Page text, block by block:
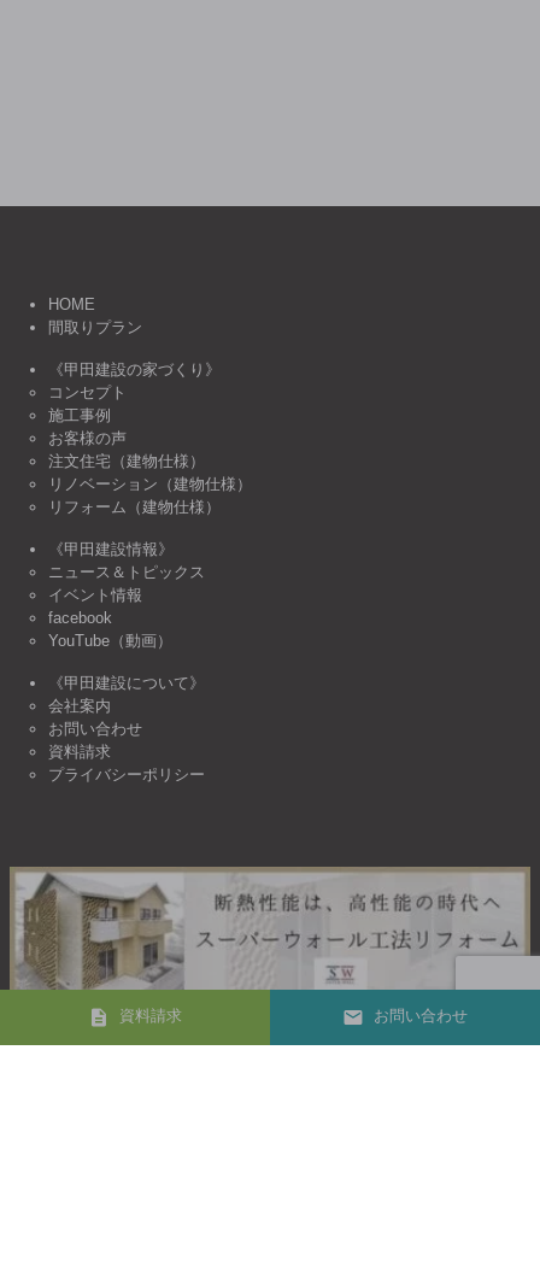
HOME
間取りプラン
《甲田建設の家づくり》
コンセプト
施工事例
お客様の声
注文住宅（建物仕様）
リノベーション（建物仕様）
リフォーム（建物仕様）
《甲田建設情報》
ニュース＆トピックス
イベント情報
facebook
YouTube（動画）
《甲田建設について》
会社案内
お問い合わせ
資料請求
プライバシーポリシー
資料請求 お問い合わせ